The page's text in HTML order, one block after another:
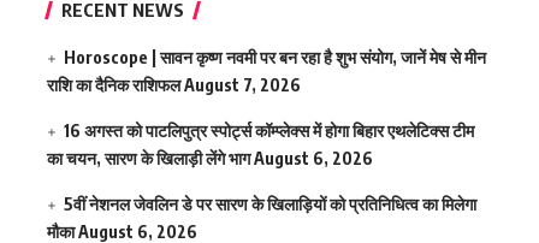
RECENT NEWS
Horoscope | सावन कृष्ण नवमी पर बन रहा है शुभ संयोग, जानें मेष से मीन
राशि का दैनिक राशिफलAugust 7, 2026
16 अगस्त को पाटलिपुत्र स्पोर्ट्स कॉम्प्लेक्स में होगा बिहार एथलेटिक्स टीम
का चयन, सारण के खिलाड़ी लेंगे भागAugust 6, 2026
5वीं नेशनल जेवलिन डे पर सारण के खिलाड़ियों को प्रतिनिधित्व का मिलेगा
मौकाAugust 6, 2026